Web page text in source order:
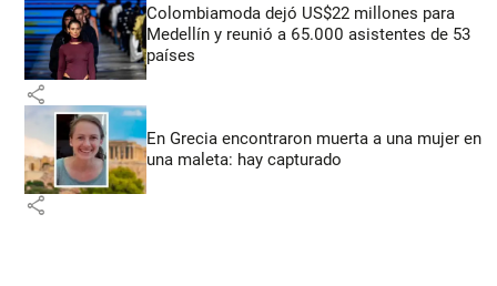
Colombiamoda dejó US$22 millones para
Medellín y reunió a 65.000 asistentes de 53
países
share
En Grecia encontraron muerta a una mujer en
una maleta: hay capturado
share